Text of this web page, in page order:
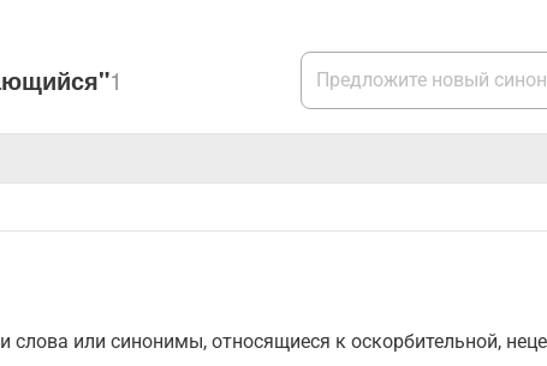
1
или синонимы, относящиеся к оскорбительной,